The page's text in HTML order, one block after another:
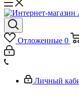
Отложенные 0
Личный